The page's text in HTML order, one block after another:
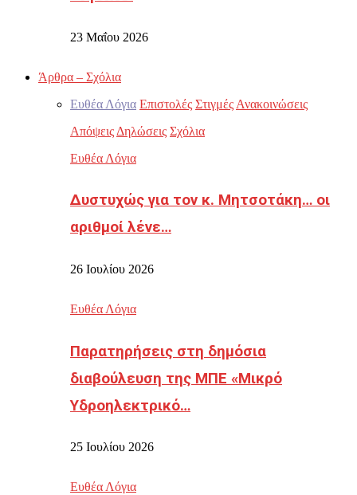
23 Μαΐου 2026
Άρθρα – Σχόλια
Ευθέα Λόγια Επιστολές Στιγμές Ανακοινώσεις
Απόψεις Δηλώσεις Σχόλια
Ευθέα Λόγια
Δυστυχώς για τον κ. Μητσοτάκη… οι
αριθμοί λένε…
26 Ιουλίου 2026
Ευθέα Λόγια
Παρατηρήσεις στη δημόσια
διαβούλευση της ΜΠΕ «Μικρό
Υδροηλεκτρικό…
25 Ιουλίου 2026
Ευθέα Λόγια